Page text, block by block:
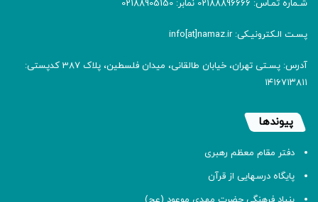
شـماره تمـاس: 02188896666 نمابر: 02188905150
پسـت الـکترونیـکی: info[at]namaz.ir
آدرس: پسـتی تهران، خیابان طالقانی، میدان فلسطین، پلاک 387 کدپستی:
۱۴۱۶۷۱۳۸۱۱
پیوندها
دفتر مقام معظم رهبری
پایگاه درسهایی از قرآن